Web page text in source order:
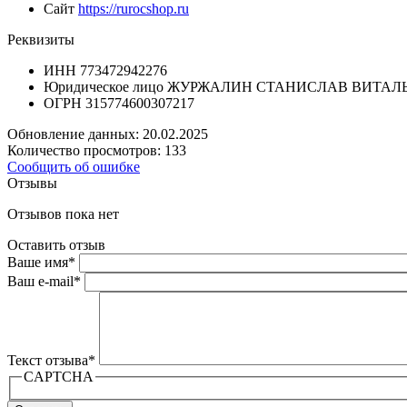
Сайт https://rurocshop.ru
Реквизиты
ИНН 773472942276
Юридическое лицо ЖУРЖАЛИН СТАНИСЛАВ
ОГРН 315774600307217
Обновление данных: 20.02.2025
Количество просмотров: 133
Сообщить об ошибке
Отзывы
Отзывов пока нет
Оставить отзыв
Ваше имя*
Ваш e-mail*
Текст отзыва*
CAPTCHA